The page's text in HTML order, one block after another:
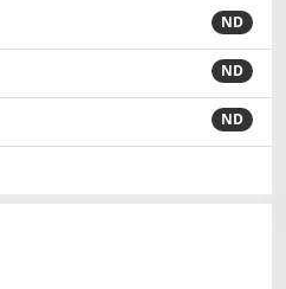
ND
ND
ND